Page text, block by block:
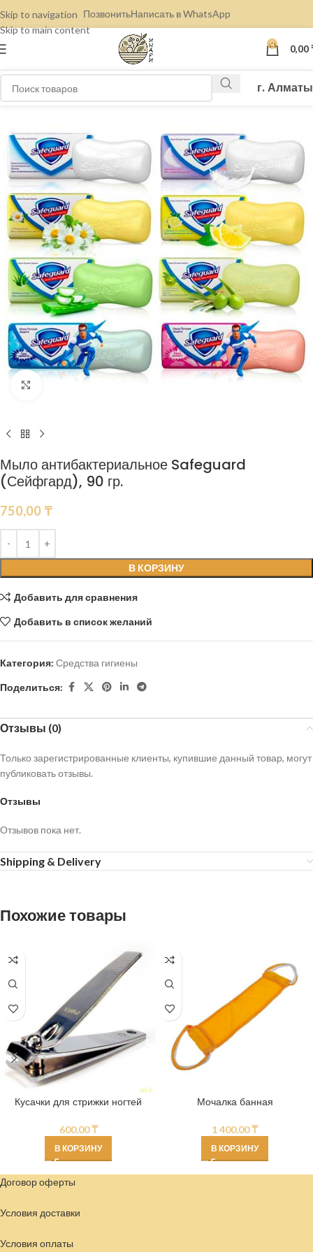
Skip to navigation
Skip to main content
ПозвонитьНаписать в WhatsApp
0 0,00
г. Алматы
Мыло антибактериальное Safeguard
(Сейфгард), 90 гр.
750,00 ₸
В КОРЗИНУ
Добавить для сравнения
Добавить в список желаний
Категория: Средства гигиены
Поделиться:
Отзывы (0)
Отзывы
Отзывов пока нет.
Только зарегистрированные клиенты, купившие данный товар, могут
публиковать отзывы.
Shipping & Delivery
Похожие товары
Кусачки для стрижки ногтей
600,00₸
В КОРЗИНУ
Мочалка банная
1 400,00₸
В КОРЗИНУ
Договор оферты
Условия доставки
Условия оплаты